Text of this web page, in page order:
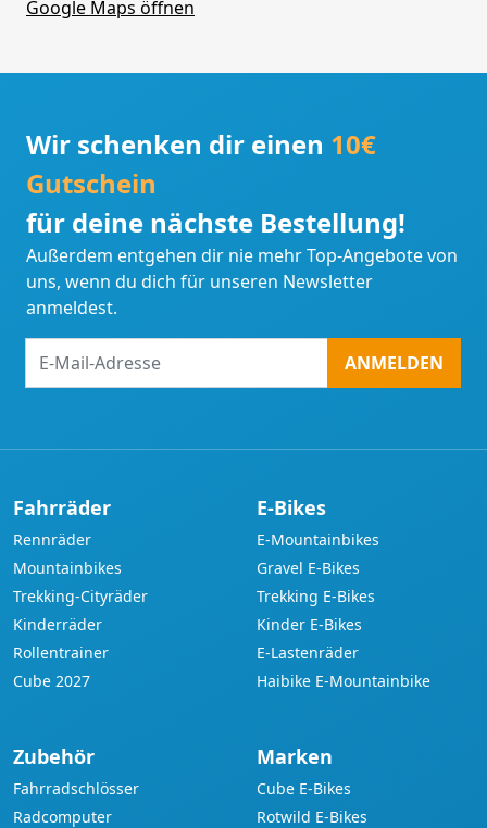
Google Maps öffnen
Wir schenken dir einen 10€
Gutschein
für deine nächste Bestellung!
Außerdem entgehen dir nie mehr Top-Angebote von
uns, wenn du dich für unseren Newsletter
anmeldest.
Mail-
ANMELDEN
Fahrräder
Rennräder
Mountainbikes
Trekking-Cityräder
Kinderräder
Rollentrainer
Cube 2027
E-Bikes
E-Mountainbikes
Gravel E-Bikes
Trekking E-Bikes
Kinder E-Bikes
E-Lastenräder
Haibike E-Mountainbike
Zubehör
Fahrradschlösser
Radcomputer
Marken
Cube E-Bikes
Rotwild E-Bikes